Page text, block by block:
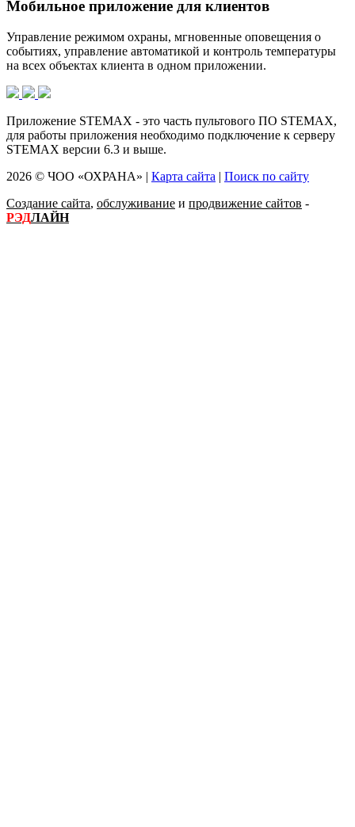
Мобильное приложение для клиентов
Управление режимом охраны, мгновенные оповещения о
событиях, управление автоматикой и контроль температуры
на всех объектах клиента в одном приложении.
Приложение STEMAX - это часть пультового ПО STEMAX,
для работы приложения необходимо подключение к серверу
STEMAX версии 6.3 и выше.
2026 © ЧОО «ОХРАНА» | Карта сайта | Поиск по сайту
Создание сайта, обслуживание и продвижение сайтов -
РЭДЛАЙН